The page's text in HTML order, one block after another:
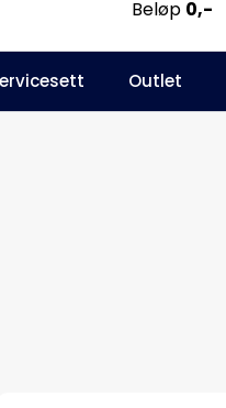
Favoritter
Beløp 0,-
Outlet